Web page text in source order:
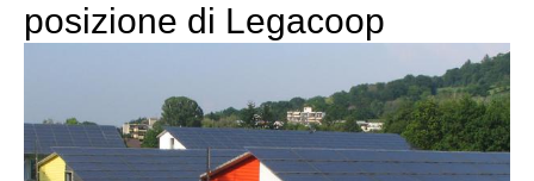
posizione di Legacoop